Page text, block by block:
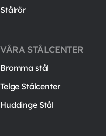
Stålrör
VÅRA STÅLCENTER
Bromma stål
Telge Stålcenter
Huddinge Stål